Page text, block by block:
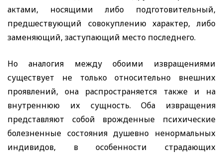
актами, носящими либо подготовительный,
предшествующий совокуплению характер, либо
заменяющий, заступающий место последнего.
Но аналогия между обоими извращениями
существует не только относительно внешних
проявлений, она распространяется также и на
внутреннюю их сущность. Оба извращения
представляют собой врожденные психические
болезненные состояния душевно ненормальных
индивидов, в особенности страдающих